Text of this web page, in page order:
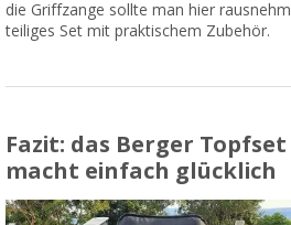
die Griffzange sollte man hier
teiliges Set mit praktischem Zubehör.
Fazit: das Berger
macht einfach glücklich